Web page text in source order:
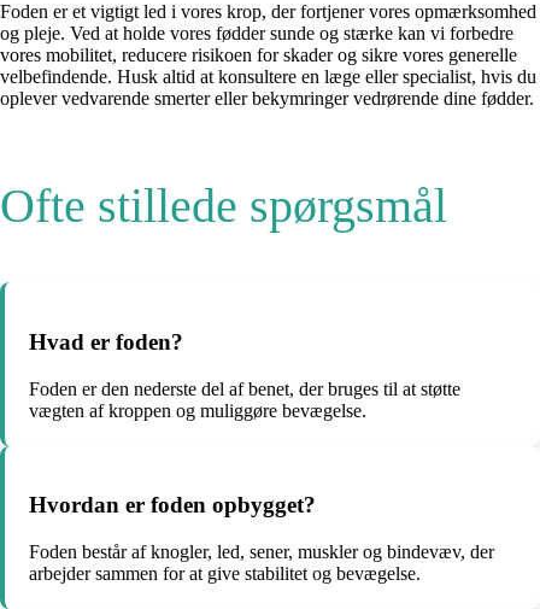
Foden er et vigtigt led i vores krop, der fortjener vores opmærksomhed
og pleje. Ved at holde vores fødder sunde og stærke kan vi forbedre
vores mobilitet, reducere risikoen for skader og sikre vores generelle
velbefindende. Husk altid at konsultere en læge eller specialist, hvis du
oplever vedvarende smerter eller bekymringer vedrørende dine fødder.
Ofte stillede spørgsmål
Hvad er foden?
Foden er den nederste del af benet, der bruges til at støtte
vægten af kroppen og muliggøre bevægelse.
Hvordan er foden opbygget?
Foden består af knogler, led, sener, muskler og bindevæv, der
arbejder sammen for at give stabilitet og bevægelse.